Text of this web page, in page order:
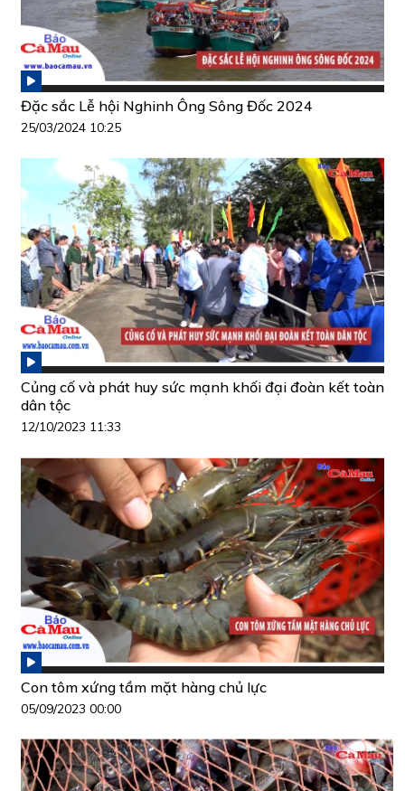
Đặc sắc Lễ hội Nghinh Ông Sông Đốc 2024
25/03/2024 10:25
Củng cố và phát huy sức mạnh khối đại đoàn kết toàn
dân tộc
12/10/2023 11:33
Con tôm xứng tầm mặt hàng chủ lực
05/09/2023 00:00